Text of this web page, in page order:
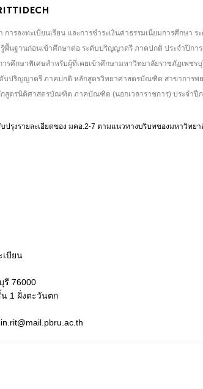
ารลงทะเบียนเรียน และการชำระเงินค่าธรรมเนียมการศึกษ
พื้นฐานก่อนเข้าศึกษาต่อ ระดับปริญญาตรี ภาคปกติ ประจำปีการ
รศึกษาพิเศษสำหรับผู้ที่เคยเข้าศึกษามหาวิทยาลัยราชภัฏเพชร
บปริญญาตรี ภาคปกติ หลักสูตรวิทยาศาสตรบัณฑิต สาขาการพ
สูตรนิติศาสตรบัณฑิต ภาคบัณฑิต (นอกเวลาราชการ) ประจำปี
ปรุงรายละเอียดของ มคอ.2-7 ตามแนวทางบริบทของมหาวิทยา
เบียน
รี 76000
1 ฝั่งตะวันตก